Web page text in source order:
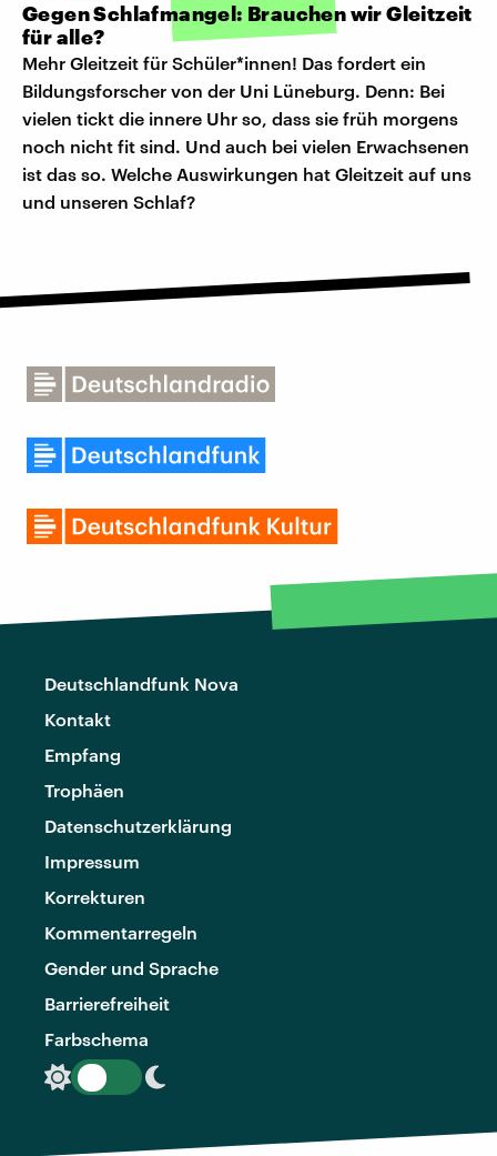
Gegen Schlafmangel: Brauchen wir Gleitzeit
für alle?
Mehr Gleitzeit für Schüler*innen! Das fordert ein
Bildungsforscher von der Uni Lüneburg. Denn: Bei
vielen tickt die innere Uhr so, dass sie früh morgens
noch nicht fit sind. Und auch bei vielen Erwachsenen
ist das so. Welche Auswirkungen hat Gleitzeit auf uns
und unseren Schlaf?
Deutschlandfunk Nova
Kontakt
Empfang
Trophäen
Datenschutzerklärung
Impressum
Korrekturen
Kommentarregeln
Gender und Sprache
Barrierefreiheit
Farbschema